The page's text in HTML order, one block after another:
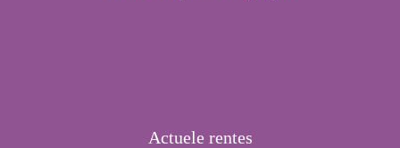
Actuele rentes